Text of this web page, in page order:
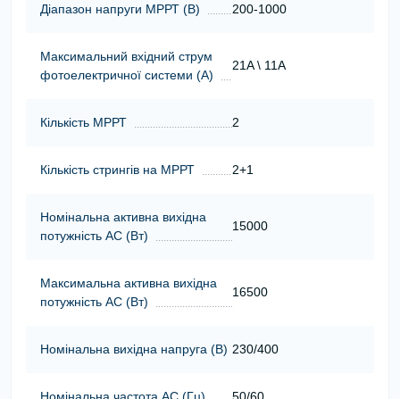
Діапазон напруги МРРТ (В) 200-1000
Максимальний вхідний струм
фотоелектричної системи (А)
21A \ 11A
Кількість МРРТ 2
Кількість стрингів на МРРТ 2+1
Номінальна активна вихідна
потужність АС (Вт)
15000
Максимальна активна вихідна
потужність АС (Вт)
16500
Номінальна вихідна напруга (В) 230/400